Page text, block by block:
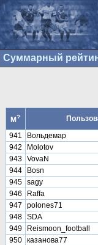
Суммарный
М?
941
Вольдемар
942
Molotov
943 VovaN
944
Bosn
945 sagy
946
Raffa
947
polones71
948 SDA
949
Reismoon_football
950 казанова77